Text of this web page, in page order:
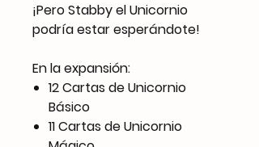
¡Pero Stabby el Unicornio
podría estar esperándote!
En la expansión:
12 Cartas de Unicornio
Básico
11 Cartas de Unicornio